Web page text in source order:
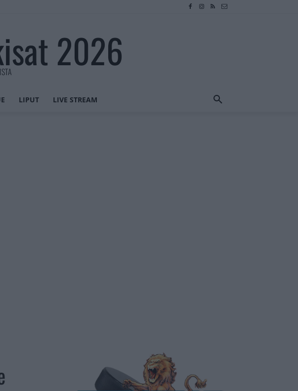
2026
LIPUT LIVE STREAM